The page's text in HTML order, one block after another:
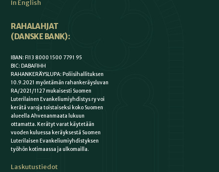
In English
RAHALAHJAT
(DANSKE BANK):
IBAN: FI13 8000 1500 7791 95
BIC: DABAFIHH
RAHANKERÄYSLUPA: Poliisihallituksen
10.9.2021 myöntämän rahankeräysluvan
RA/2021/1127 mukaisesti Suomen
Luterilainen Evankeliumiyhdistys ry voi
kerätä varoja toistaiseksi koko Suomen
alueella Ahvenanmaata lukuun
ottamatta. Kerätyt varat käytetään
vuoden kuluessa keräyksestä Suomen
Luterilaisen Evankeliumiyhdistyksen
työhön kotimaassa ja ulkomailla.
Laskutustiedot